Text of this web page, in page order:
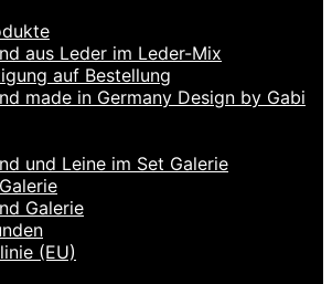
aus Leder im Leder-Mix
auf Bestellung
made in Germany Design by Gabi
und Leine im Set Galerie
Galerie
(EU)